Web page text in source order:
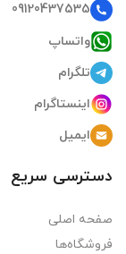
09120437535
واتساپ
تلگرام
اینستاگرام
ایمیل
دسترسی سریع
صفحه اصلی
فروشگاه‌ها